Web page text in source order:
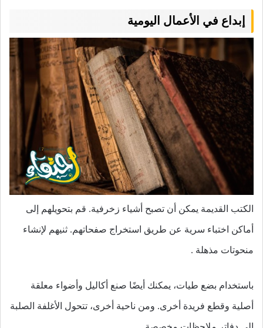
إبداع في الأعمال اليومية
الكتب القديمة يمكن أن تصبح أشياء زخرفية. قم بتحويلهم إلى
أماكن اختباء سرية عن طريق استخراج صفحاتهم. ثنيهم لإنشاء
منحوتات مذهلة .
باستخدام بضع طيات، يمكنك أيضًا صنع أكاليل وأضواء معلقة
أصلية وقطع فريدة أخرى. ومن ناحية أخرى، تتحول الأغلفة الصلبة